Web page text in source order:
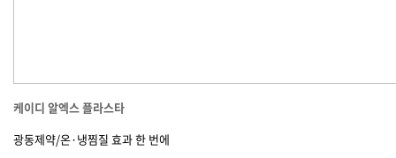
케이디 알엑스 플라스타
광동제약/온·냉찜질 효과 한 번에